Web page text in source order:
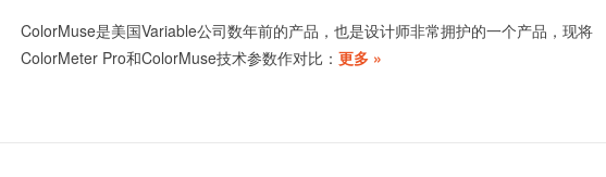
ColorMuse是美国Variable公司数年前的产品，也是设计师非常拥护的一个产品，现将
ColorMeter Pro和ColorMuse技术参数作对比： 更多 »